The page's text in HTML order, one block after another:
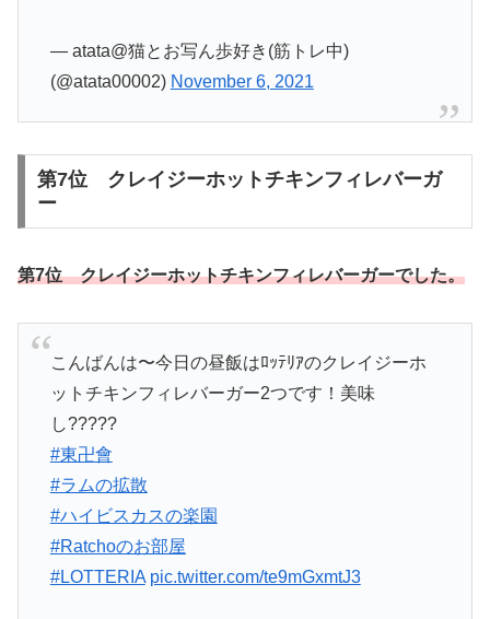
— atata@猫とお写ん歩好き(筋トレ中)
(@atata00002) November 6, 2021
第7位 クレイジーホットチキンフィレバーガ
ー
第7位 クレイジーホットチキンフィレバーガーでした。
こんばんは〜今日の昼飯はﾛｯﾃﾘｱのクレイジーホ
ットチキンフィレバーガー2つです！美味
し?????
#東卍會
#ラムの拡散
#ハイビスカスの楽園
#Ratchoのお部屋
#LOTTERIA pic.twitter.com/te9mGxmtJ3